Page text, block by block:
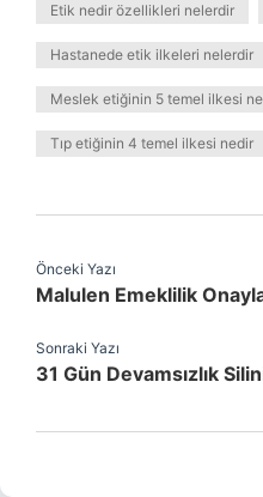
Etik nedir özellikleri nelerdir
Hastanede etik ilkeleri nelerdir
Meslek etiğinin 5 temel ilkesi
Tıp etiğinin 4 temel ilkesi nedir
Önceki Yazı
Malulen Emeklilik
Sonraki Yazı
31 Gün Devamsızlık